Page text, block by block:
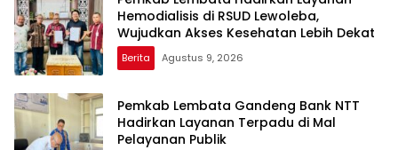
Hemodialisis di RSUD Lewoleba,
Wujudkan Akses Kesehatan Lebih Dekat
Berita Agustus 9, 2026
Pemkab Lembata Gandeng Bank NTT
Hadirkan Layanan Terpadu di Mal
Pelayanan Publik